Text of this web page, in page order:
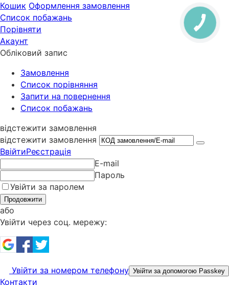
Кошик Оформлення замовлення
Список побажань
Порівняти
Акаунт
Обліковий запис
Замовлення
Cписок порівняння
Запити на повернення
Список побажань
відстежити замовлення
відстежити замовлення
ВвійтиРеєстрація
E-mail
Пароль
Увійти за паролем
Продовжити
або
Увійти через соц. мережу:
Увійти за номером телефону Увійти за допомогою Passkey
Контакти